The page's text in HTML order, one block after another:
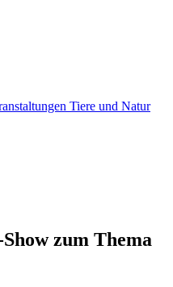
Tiere und Natur
zum Thema